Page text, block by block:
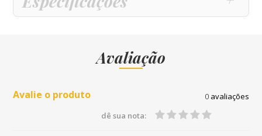
Avaliação
Avalie o produto 0avaliações
dê sua nota: